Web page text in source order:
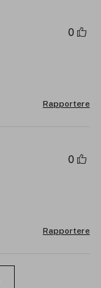
0
Rapportere
0
Rapportere